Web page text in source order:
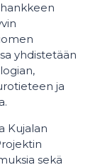
yhdistetään
ja
Kujalan
sekä